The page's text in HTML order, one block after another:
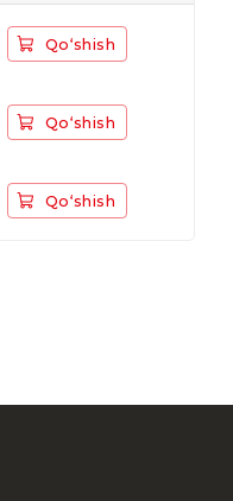
Qo‘shish
Qo‘shish
Qo‘shish